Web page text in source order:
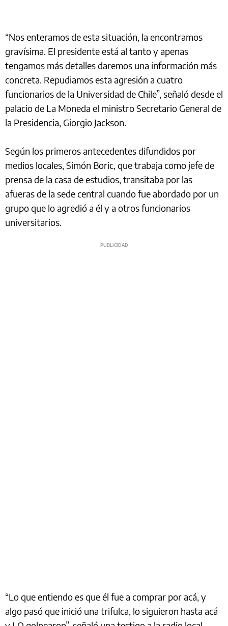
“Nos enteramos de esta situación, la encontramos
gravísima. El presidente está al tanto y apenas
tengamos más detalles daremos una información más
concreta. Repudiamos esta agresión a cuatro
funcionarios de la Universidad de Chile”, señaló desde el
palacio de La Moneda el ministro Secretario General de
la Presidencia, Giorgio Jackson.
Según los primeros antecedentes difundidos por
medios locales, Simón Boric, que trabaja como jefe de
prensa de la casa de estudios, transitaba por las
afueras de la sede central cuando fue abordado por un
grupo que lo agredió a él y a otros funcionarios
universitarios.
“Lo que entiendo es que él fue a comprar por acá, y
algo pasó que inició una trifulca, lo siguieron hasta acá